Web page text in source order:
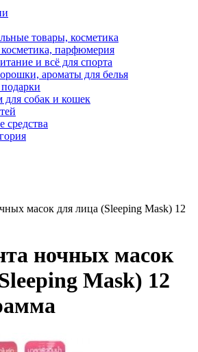
товары, косметика
парфюмерия
и всё для спорта
ароматы для белья
собак и кошек
средства
масок для лица (Sleeping Mask) 12
ночных масок
Mask) 12